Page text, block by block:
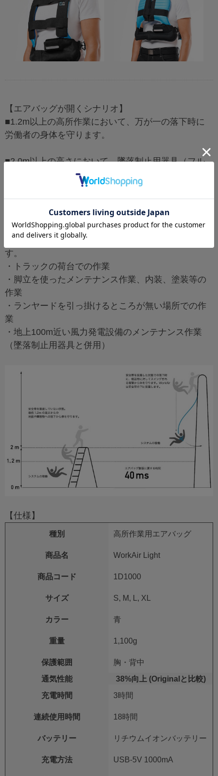
【エアバッグが開くシナリオ】
■1.2m以上の高所作業において、万が一の落下時に
労働者の身体を守ります。
■2.0m以上の高さにおいて、墜落制止用器具（フル
ハーネス）を必要とする場合においても併用するこ
落下時には、構造物に対してスイングされる衝撃か
ら身体を守ります。
これは例えば、以下のようなケースに対応していま
す。
・トラックの荷台での作業
・脚立を使ったメンテナンス作業、内装、塗装等の
作業
・ランヤードを引っ掛けるところが無い場所での作
業
・地上100m近い風力発電設備のメンテナンス作業
（墜落制止用器具と併用）
【仕様】
種別 高所作業用エアバッグ
商品名 WorkAir Light
商品コード 1D1000
サイズ S, M, L, XL
カラー 青
重量 1,100g
保護範囲
胸・背中
通気性能
38%向上 (Originalと比較)
充電時間
3時間
連続使用時間 18時間
バッテリー リチウムイオンバッテリー
充電方法 USB-5V 1000mA